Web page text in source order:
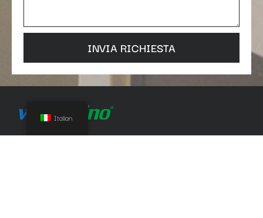
INVIA RICHIESTA
+86 82300900
+8613560320628
Italian